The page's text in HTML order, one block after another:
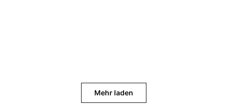
Mehr laden